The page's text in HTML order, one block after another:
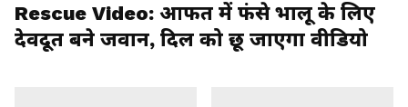
Rescue Video: आफत में फंसे भालू के लिए
देवदूत बने जवान, दिल को छू जाएगा वीडियो